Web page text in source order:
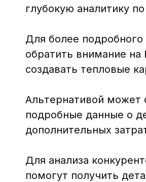
глубокую аналитику
Для более подробного
обратить внимание на
создавать тепловые
Альтернативой может
подробные данные о
дополнительных
Для анализа
помогут получить